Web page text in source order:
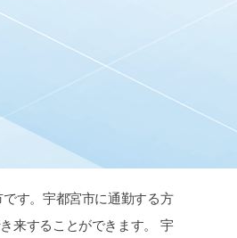
す。宇都宮市に通勤する方
来することができます。 宇